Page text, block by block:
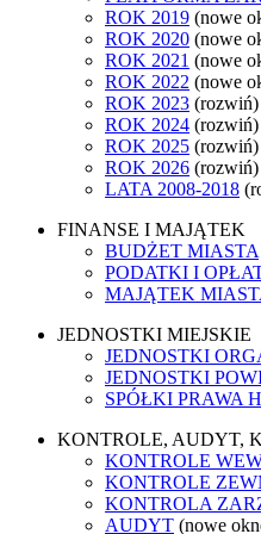
ROK 2019 (nowe
ROK 2020 (nowe
ROK 2021 (nowe
ROK 2022 (nowe
ROK 2023 (rozwiń)
ROK 2024 (rozwiń)
ROK 2025 (rozwiń)
ROK 2026 (rozwiń)
LATA 2008-2018
FINANSE I MAJĄTEK
BUDŻET MIASTA
PODATKI I
MAJĄTEK
JEDNOSTKI MIEJSKIE
JEDNOSTKI
JEDNOSTKI
SPÓŁKI PRAWA
KONTROLE, AUDYT,
KONTROLE
KONTROLE
KONTROLA
AUDYT (nowe